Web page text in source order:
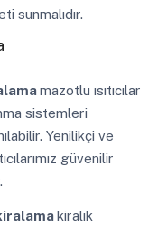
sunmalıdır.
mazotlu ısıtıcılar
sistemleri
Yenilikçi ve
güvenilir
kiralık